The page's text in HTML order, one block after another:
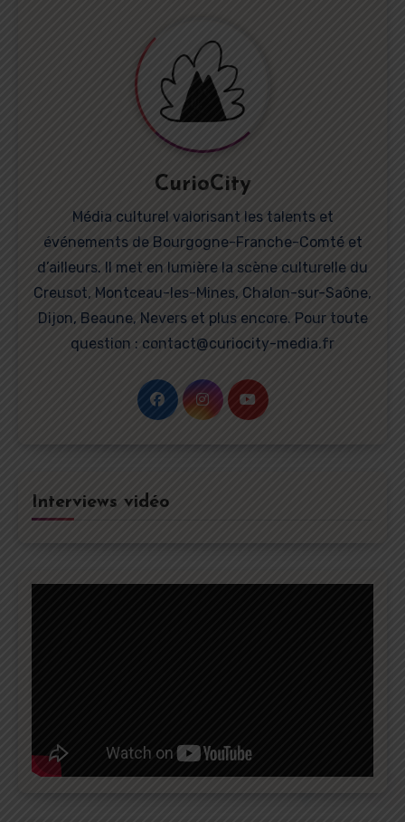
CurioCity
Média culturel valorisant les talents et
événements de Bourgogne-Franche-Comté et
d’ailleurs. Il met en lumière la scène culturelle du
Creusot, Montceau-les-Mines, Chalon-sur-Saône,
Dijon, Beaune, Nevers et plus encore. Pour toute
question : contact@curiocity-media.fr
Interviews vidéo